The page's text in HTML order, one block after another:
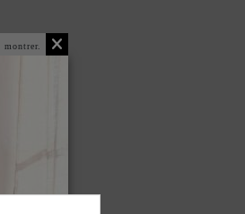
montrer.